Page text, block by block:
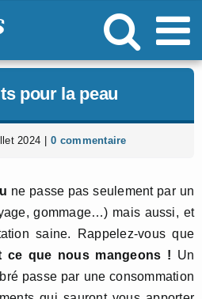
pour la peau
2024 0 commentaire
ne passe pas seulement par un
gommage…) mais aussi, et
saine. Rappelez-vous que
ce que nous mangeons ! Un
passe par une consommation